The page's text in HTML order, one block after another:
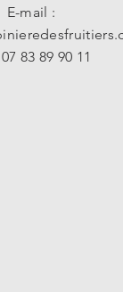
E-mail :
83 89 90 11